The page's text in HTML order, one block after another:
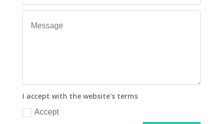
I accept with the website's terms
Accept